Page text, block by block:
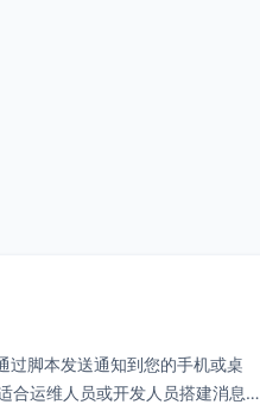
脚本发送通知到您的手机或桌
运维人员或开发人员搭建消息推